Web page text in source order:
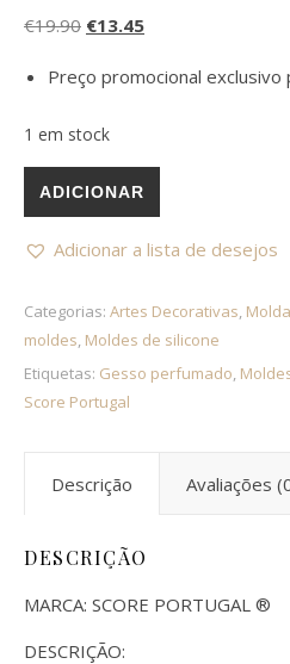
€19.90 O preço original era:
€13.45O preço atual é:
Preço promocional exclusivo
1 em stock
Quantidade de TREVO 4
ADICIONAR
Adicionar a lista de desejos
Categorias: Artes Decorativas,
moldes, Moldes de silicone
Etiquetas: Gesso perfumado,
Score Portugal
Descrição Avaliações
DESCRIÇÃO
MARCA: SCORE PORTUGAL ®
DESCRIÇÃO: